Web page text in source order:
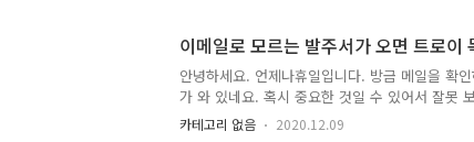
이메일로 모르는 발주서가 오면 트로이
안녕하세요. 언제나휴일입니다. 방금 메일을 확
가 와 있네요. 혹시 중요한 것일 수 있어서 잘못
니다. 물론 첨부 파일을 확인하지 않았습니다. 그
카테고리 없음 2020.12.09